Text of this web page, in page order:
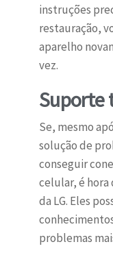
instruções
restauração,
aparelho
vez.
Suporte
Se, mesmo
solução de
conseguir
celular, é
da LG. Eles
problemas